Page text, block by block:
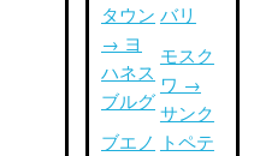
タウン
→ ヨ
ハネス
ブルグ
ブエノ
バリ
モスク
ワ →
サンク
トペテ